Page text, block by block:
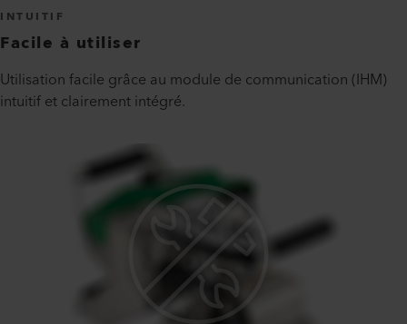
INTUITIF
Facile à utiliser
Utilisation facile grâce au module de communication (IHM)
intuitif et clairement intégré.